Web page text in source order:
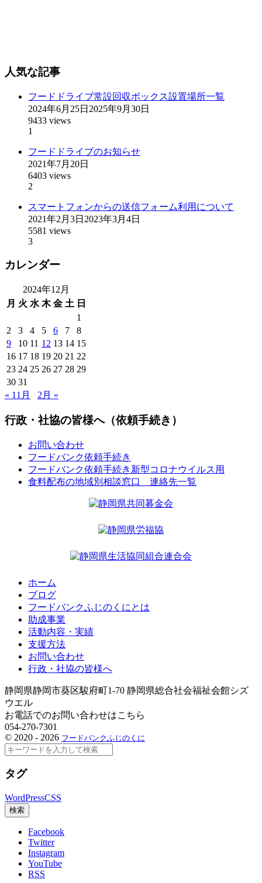
人気な記事
フードドライブ常設回収ボックス設置場所一覧
2024年6月25日 2025年9月30日
9433 views
1
フードドライブのお知らせ
2021年7月20日
6403 views
2
スマートフォンからの送信フォーム利用について
2021年2月3日 2023年3月4日
5581 views
3
カレンダー
2024年12月
月 火 水 木 金 土 日
1
2
3 4 5 6 7
8
9
10 11 12 13 14 15
16 17 18 19 20 21 22
23 24 25 26 27 28 29
30 31
« 11月
2月 »
行政・社協の皆様へ（依頼手続き）
お問い合わせ
フードバンク依頼手続き
フードバンク依頼手続き新型コロナウイルス用
食料配布の地域別相談窓口 連絡先一覧
ホーム
ブログ
フードバンクふじのくにとは
助成事業
活動内容・実績
支援方法
お問い合わせ
行政・社協の皆様へ
静岡県静岡市葵区駿府町1-70 静岡県総合社会福祉会館シズ
ウエル
お電話でのお問い合わせはこちら
054-270-7301
© 2020 - 2026 フードバンクふじのくに
検
タグ
WordPressCSS
検索
Facebook
Twitter
Instagram
YouTube
RSS